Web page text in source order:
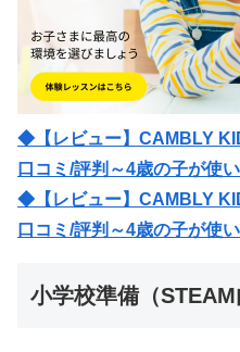
◆【レビュー】CAMBLY
口コミ/評判～4歳の子が使
◆【レビュー】CAMBLY
口コミ/評判～4歳の子が使
小学校準備（STEAM